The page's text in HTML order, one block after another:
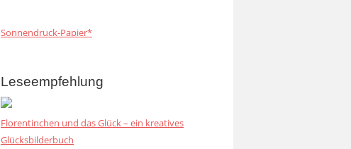
Sonnendruck-Papier*
Leseempfehlung
Florentinchen und das Glück – ein kreatives
Glücksbilderbuch